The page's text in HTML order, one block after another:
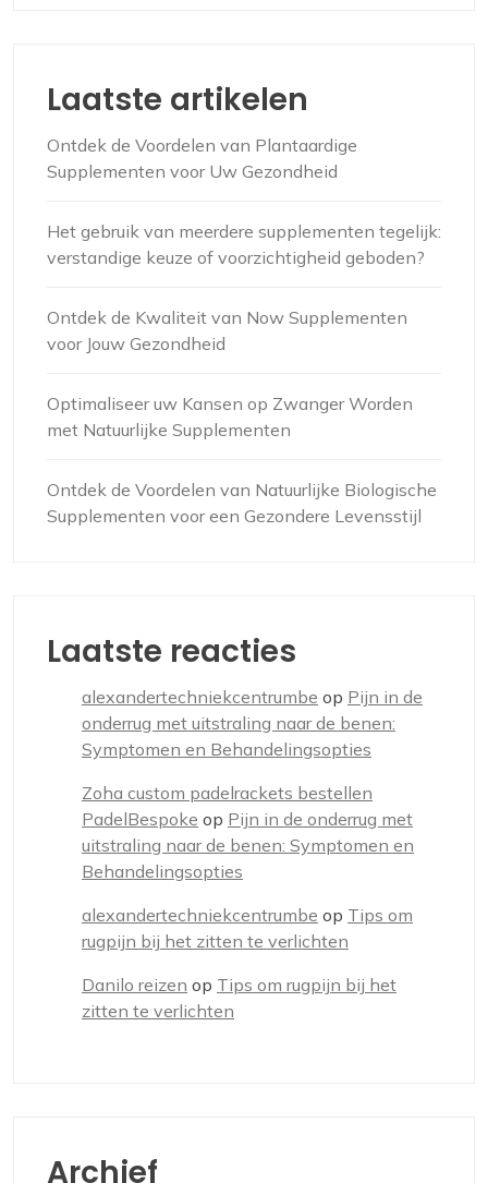
Laatste artikelen
Ontdek de Voordelen van Plantaardige
Supplementen voor Uw Gezondheid
Het gebruik van meerdere supplementen tegelijk:
verstandige keuze of voorzichtigheid geboden?
Ontdek de Kwaliteit van Now Supplementen
voor Jouw Gezondheid
Optimaliseer uw Kansen op Zwanger Worden
met Natuurlijke Supplementen
Ontdek de Voordelen van Natuurlijke Biologische
Supplementen voor een Gezondere Levensstijl
Laatste reacties
alexandertechniekcentrumbe op Pijn in de
onderrug met uitstraling naar de benen:
Symptomen en Behandelingsopties
Zoha custom padelrackets bestellen
PadelBespoke op Pijn in de onderrug met
uitstraling naar de benen: Symptomen en
Behandelingsopties
alexandertechniekcentrumbe op Tips om
rugpijn bij het zitten te verlichten
Danilo reizen op Tips om rugpijn bij het
zitten te verlichten
Archief